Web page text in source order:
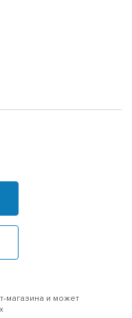
магазина и может